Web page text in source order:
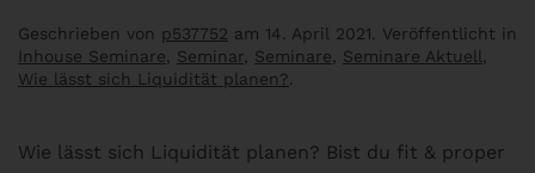
Geschrieben von p537752 am 14. April 2021 . Veröffentlicht in
Inhouse Seminare
Seminar Seminare Seminare Aktuell
Wie lässt sich Liquidität planen?
Wie lässt sich Liquidität planen? Bist du fit & proper